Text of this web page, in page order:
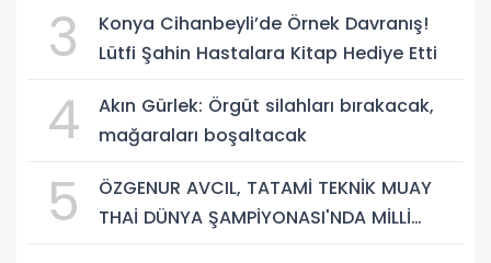
3
Konya Cihanbeyli’de Örnek Davranış!
Lütfi Şahin Hastalara Kitap Hediye Etti
4
Akın Gürlek: Örgüt silahları bırakacak,
mağaraları boşaltacak
5
ÖZGENUR AVCIL, TATAMİ TEKNİK MUAY
THAİ DÜNYA ŞAMPİYONASI'NDA MİLLİ